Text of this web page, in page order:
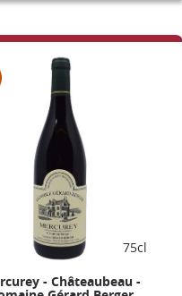
75cl
- Châteaubeau -